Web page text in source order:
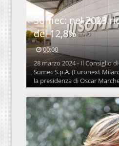
Somec: nel 2023
del 12,8%
00:00
28 marzo 2024 - Il Consiglio
Somec S.p.A. (Euronext
la presidenza di Oscar